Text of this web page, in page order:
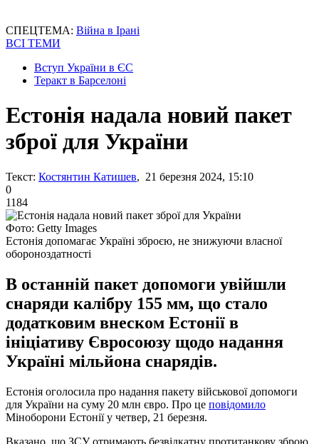
СПЕЦТЕМА: Війна в Ірані
ВСІ ТЕМИ
Вступ України в ЄС
Теракт в Барселоні
Естонія надала новий пакет
зброї для України
Текст: Костянтин Катишев, 21 березня 2024, 15:10
0
1184
Фото: Getty Images
Естонія допомагає Україні зброєю, не знижуючи власної
обороноздатності
В останній пакет допомоги увійшли
снаряди калібру 155 мм, що стало
додатковим внеском Естонії в
ініціативу Євросоюзу щодо надання
Україні мільйона снарядів.
Естонія оголосила про надання пакету військової допомоги
для України на суму 20 млн євро. Про це повідомило
Міноборони Естонії у четвер, 21 березня.
Вказано, що ЗСУ отримають безвідкатну протитанкову зброю,